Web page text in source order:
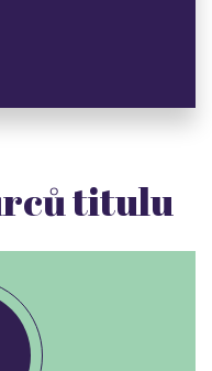
titulu